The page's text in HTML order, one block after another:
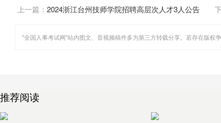
上一篇： 2024浙江台州技师学院招聘高层次人才3人公告
推荐阅读